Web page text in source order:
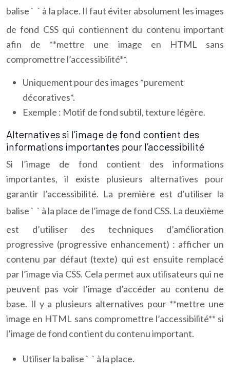
balise ` ` à la place. Il faut éviter absolument les images
de fond CSS qui contiennent du contenu important
afin de **mettre une image en HTML sans
compromettre l’accessibilité**.
Uniquement pour des images *purement
décoratives*.
Exemple : Motif de fond subtil, texture légère.
Alternatives si l’image de fond contient des
informations importantes pour l’accessibilité
Si l’image de fond contient des informations
importantes, il existe plusieurs alternatives pour
garantir l’accessibilité. La première est d’utiliser la
balise ` ` à la place de l’image de fond CSS. La deuxième
est d’utiliser des techniques d’amélioration
progressive (progressive enhancement) : afficher un
contenu par défaut (texte) qui est ensuite remplacé
par l’image via CSS. Cela permet aux utilisateurs qui ne
peuvent pas voir l’image d’accéder au contenu de
base. Il y a plusieurs alternatives pour **mettre une
image en HTML sans compromettre l’accessibilité** si
l’image de fond contient du contenu important.
Utiliser la balise ` ` à la place.